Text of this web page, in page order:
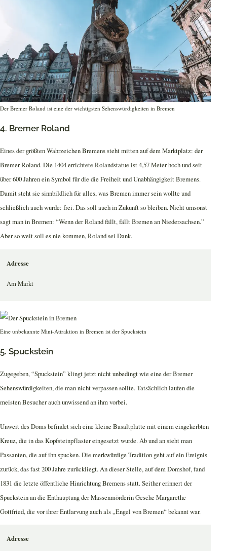
Der Bremer Roland ist eine der wichtigsten Sehenswürdigkeiten in Bremen
4. Bremer Roland
Eines der größten Wahrzeichen Bremens steht mitten auf dem Marktplatz: der
Bremer Roland. Die 1404 errichtete Rolandstatue ist 4,57 Meter hoch und seit
über 600 Jahren ein Symbol für die die Freiheit und Unabhängigkeit Bremens.
Damit steht sie sinnbildlich für alles, was Bremen immer sein wollte und
schließlich auch wurde: frei. Das soll auch in Zukunft so bleiben. Nicht umsonst
sagt man in Bremen: “Wenn der Roland fällt, fällt Bremen an Niedersachsen.”
Aber so weit soll es nie kommen, Roland sei Dank.
Adresse
Am Markt
Eine unbekannte Mini-Attraktion in Bremen ist der Spuckstein
5. Spuckstein
Zugegeben, “Spuckstein” klingt jetzt nicht unbedingt wie eine der Bremer
Sehenswürdigkeiten, die man nicht verpassen sollte. Tatsächlich laufen die
meisten Besucher auch unwissend an ihm vorbei.
Unweit des Doms befindet sich eine kleine Basaltplatte mit einem eingekerbten
Kreuz, die in das Kopfsteinpflaster eingesetzt wurde. Ab und an sieht man
Passanten, die auf ihn spucken. Die merkwürdige Tradition geht auf ein Ereignis
zurück, das fast 200 Jahre zurückliegt. An dieser Stelle, auf dem Domshof, fand
1831 die letzte öffentliche Hinrichtung Bremens statt. Seither erinnert der
Spuckstein an die Enthauptung der Massenmörderin Gesche Margarethe
Gottfried, die vor ihrer Entlarvung auch als „Engel von Bremen“ bekannt war.
Adresse